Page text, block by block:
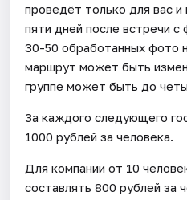
проведёт только для вас
пяти дней после встречи
30-50 обработанных фото
маршрут может быть
группе может быть до
За каждого следующего
1000 рублей за человека.
Для компании от 10
составлять 800 рублей за